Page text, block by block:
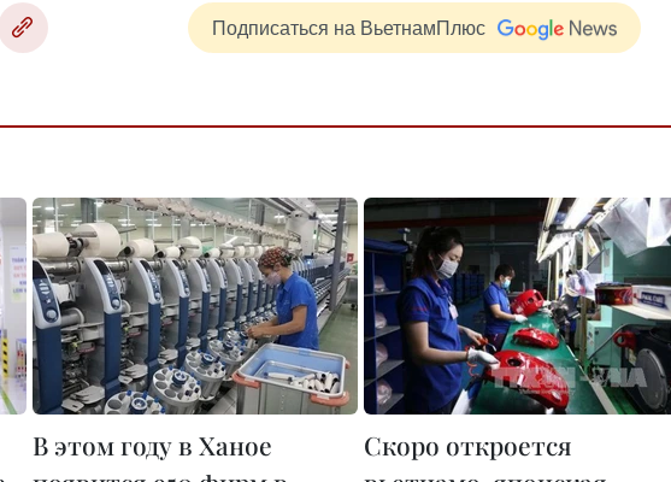
Подписаться на ВьетнамПлюс
В этом году в Ханое
Скоро откроется